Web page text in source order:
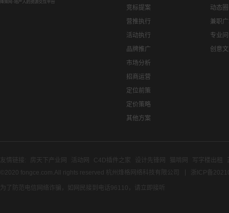
竞标提案
营推执行
活动执行
品牌推广
市场分析
招商运营
定位前策
定价策略
其他方案
动态
兼职
专业
创意
友情链接: 房天下产业网 活动网 C4D插件之家 设计先锋网 猫啃网 写字楼出租
©2020 fongce.com.All rights reserved 杭州烽格网络科技有限公司
浙ICP备
为了防范电信网络诈骗，如网民接到电话96110，请立即接听